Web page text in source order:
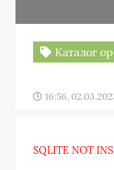
Каталог
16:56,
SQLITE NOT